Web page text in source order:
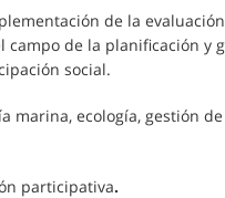
de la
de la planificación y
social.
marina, ecología, gestión
participativa.